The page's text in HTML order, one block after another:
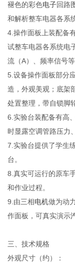
褪色的彩色电子回路
和解析整车电器各系
4.操作面板上装配备
试整车电器各系统电
流（A）、频率信号等
5.设备操作面板部分
造，外观美观；底架
处置整理，带自锁脚
6.实验台装配备有高
时显露空调管路压力
7.实验台提供了学生
台。
8.真实可运行的原车
和作业过程。
9.由三相电机做为动
作面板，可真实演示
三、技术规格
外观尺寸（约）：